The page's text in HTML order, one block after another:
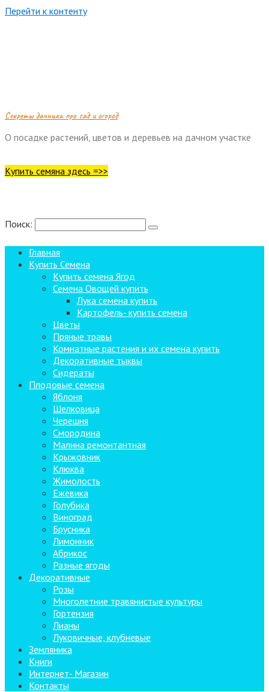
Перейти к контенту
Cекреты дачника про сад и огород
О посадке растений, цветов и деревьев на дачном участке
Купить семяна здесь =>>
Поиск:
Главная
Купить Семена
Купить семена Ягод
Семена Овощей купить
Лука семена купить
Картофель- купить семена
Цветы
Пряные травы
Комнатные растения и их семена купить
Декоративные тыквы
Сидераты
Плодовые семена
Яблоня
Шелковица
Черешня
Смородина
Малина ремонтантная
Крыжовник
Клюква
Жимолость
Ежевика
Голубика
Виноград
Брусника
Лимонник
Абрикос
Разные ягоды
Декоративные
Розы
Многолетние травянистые культуры
Гортензия
Лианы
Луковичные, клубневые
Земляника
Книги
Интернет- Магазин
Контакты